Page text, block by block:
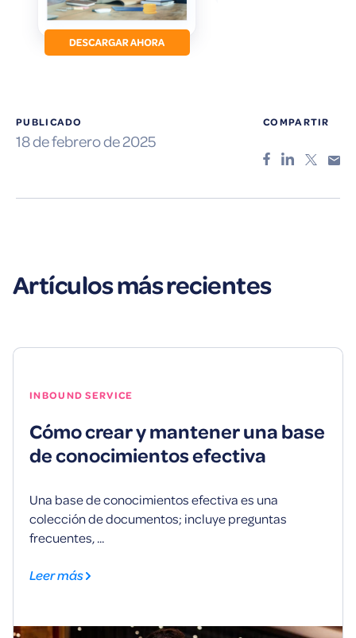
PUBLICADO
18 de febrero de 2025
COMPARTIR
Artículos más recientes
INBOUND SERVICE
Cómo crear y mantener una base
de conocimientos efectiva
Una base de conocimientos efectiva es una
colección de documentos; incluye preguntas
frecuentes, ...
Leer más